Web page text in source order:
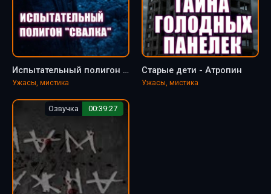
Испытательный полигон &quot;Свалка&quot; - Атропин
Ужасы, мистика
Старые дети - Атропин
Ужасы, мистика
Озвучка 00:39:27